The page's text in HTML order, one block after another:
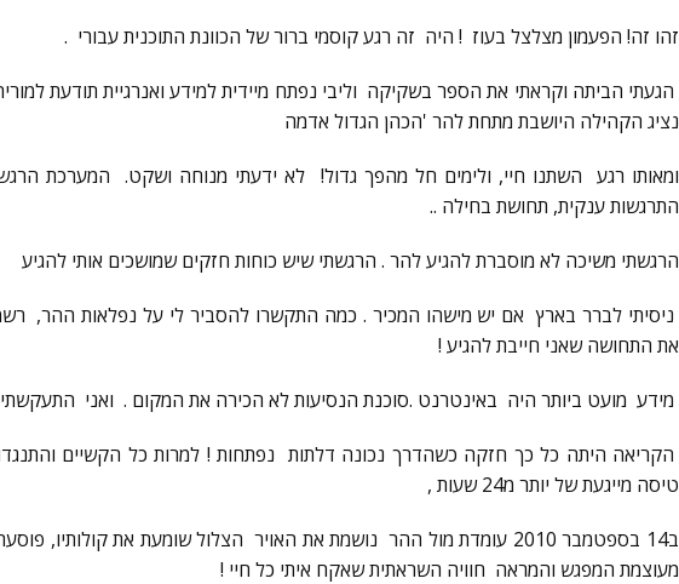
זהו זה! הפעמון מצלצל בעוז ! היה זה רגע קוסמי ברור של הכוונת התוכנית עבורי .
הגעתי הביתה וקראתי את הספר בשקיקה וליבי נפתח מיידית למידע ואנרגיית תודעת
נציג הקהילה היושבת מתחת להר 'הכהן הגדול אדמה
ומאותו רגע השתנו חיי, ולימים חל מהפך גדול! לא ידעתי מנוחה ושקט. המערכת
התרגשות ענקית, תחושת בחילה ..
הרגשתי משיכה לא מוסברת להגיע להר . הרגשתי שיש כוחות חזקים שמושכים אותי להגיע
ניסיתי לברר בארץ אם יש מישהו המכיר . כמה התקשרו להסביר לי על נפלאות ההר,
את התחושה שאני חייבת להגיע !
מידע מועט ביותר היה באינטרנט .סוכנת הנסיעות לא הכירה את המקום . ואני
הקריאה היתה כל כך חזקה כשהדרך נכונה דלתות נפתחות ! למרות כל הקשיים
טיסה מייגעת של יותר מ24 שעות ,
ב14 בספטמבר 2010 עומדת מול ההר נושמת את האויר הצלול שומעת את
מעוצמת המפגש והמראה חוויה השראתית שאקח איתי כל חיי !